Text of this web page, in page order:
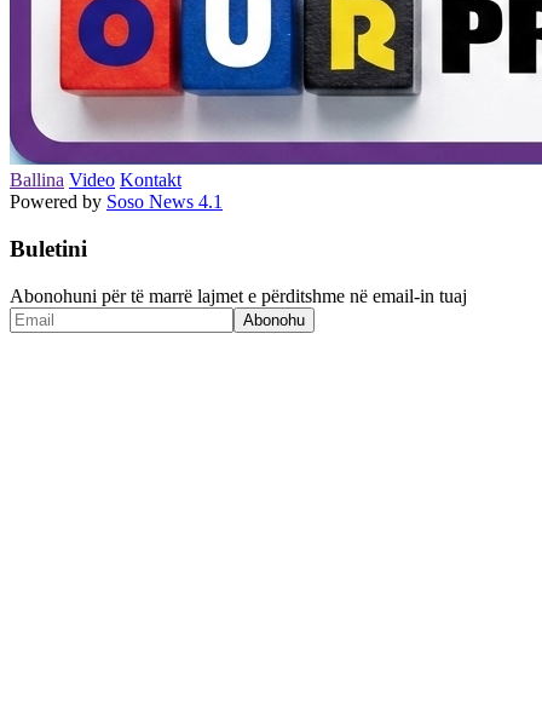
Ballina Video Kontakt
Powered by Soso News 4.1
Buletini
Abonohuni për të marrë lajmet e përditshme në email-in tuaj
Abonohu